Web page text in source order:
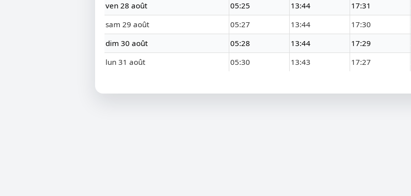
ven 28 août
05:25 13:44 17:31
sam 29 août
05:27 13:44 17:30
dim 30 août
05:28 13:44 17:29
lun 31 août
05:30 13:43 17:27